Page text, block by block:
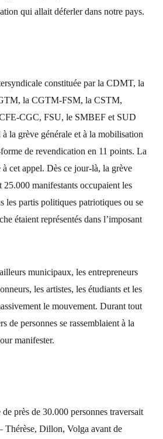
qui allait déferler dans notre pays.
constituée par la CDMT, la
la CGTM-FSM, la CSTM,
CGC, FSU, le SMBEF et SUD
la grève générale et à la mobilisation
de revendication en 11 points. La
à cet appel. Dès ce jour-là, la grève
25.000 manifestants occupaient les
les partis politiques patriotiques ou se
étaient représentés dans l’imposant
municipaux, les entrepreneurs
les artistes, les étudiants et les
le mouvement. Durant tout
de personnes se rassemblaient à la
manifester.
près de 30.000 personnes traversait
Thérèse, Dillon, Volga avant de